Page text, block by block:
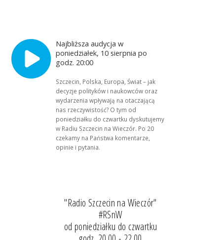
Najbliższa audycja w
poniedziałek, 10 sierpnia po
godz. 20:00
Szczecin, Polska, Europa, Świat – jak
decyzje polityków i naukowców oraz
wydarzenia wpływają na otaczającą
nas rzeczywistość? O tym od
poniedziałku do czwartku dyskutujemy
w Radiu Szczecin na Wieczór. Po 20
czekamy na Państwa komentarze,
opinie i pytania.
"Radio Szczecin na Wieczór"
#RSnW
od poniedziałku do czwartku